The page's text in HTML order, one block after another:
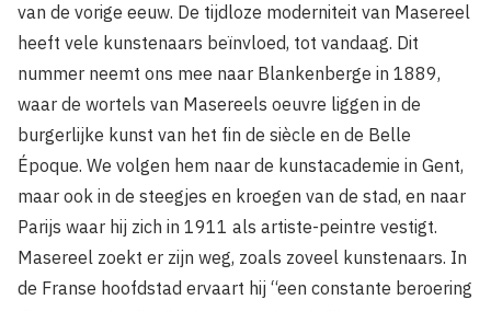
van de vorige eeuw. De tijdloze moderniteit van Masereel
heeft vele kunstenaars beïnvloed, tot vandaag. Dit
nummer neemt ons mee naar Blankenberge in 1889,
waar de wortels van Masereels oeuvre liggen in de
burgerlijke kunst van het fin de siècle en de Belle
Époque. We volgen hem naar de kunstacademie in Gent,
maar ook in de steegjes en kroegen van de stad, en naar
Parijs waar hij zich in 1911 als artiste-peintre vestigt.
Masereel zoekt er zijn weg, zoals zoveel kunstenaars. In
de Franse hoofdstad ervaart hij “een constante beroering